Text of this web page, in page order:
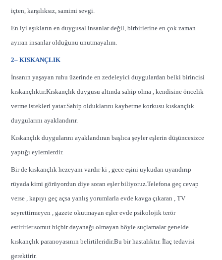
içten, karşılıksız, samimi sevgi.
En iyi aşıkların en duygusal insanlar değil, birbirlerine en çok zaman
ayıran insanlar olduğunu unutmayalım.
2– KISKANÇLIK
İnsanın yaşayan ruhu üzerinde en zedeleyici duygulardan belki birincisi
kıskançlıktır.Kıskançlık duygusu altında sahip olma , kendisine öncelik
verme istekleri yatar.Sahip olduklarını kaybetme korkusu kıskançlık
duygularını ayaklandırır.
Kıskançlık duygularını ayaklandıran başlıca şeyler eşlerin düşüncesizce
yaptığı eylemlerdir.
Bir de kıskançlık hezeyanı vardır ki , gece eşini uykudan uyandırıp
rüyada kimi görüyordun diye soran eşler biliyoruz.Telefona geç cevap
verse , kapıyı geç açsa yanlış yorumlarla evde kavga çıkaran , TV
seyrettirmeyen , gazete okutmayan eşler evde psikolojik terör
estirirler.somut hiçbir dayanağı olmayan böyle suçlamalar genelde
kıskançlık paranoyasının belirtileridir.Bu bir hastalıktır. İlaç tedavisi
gerektirir.